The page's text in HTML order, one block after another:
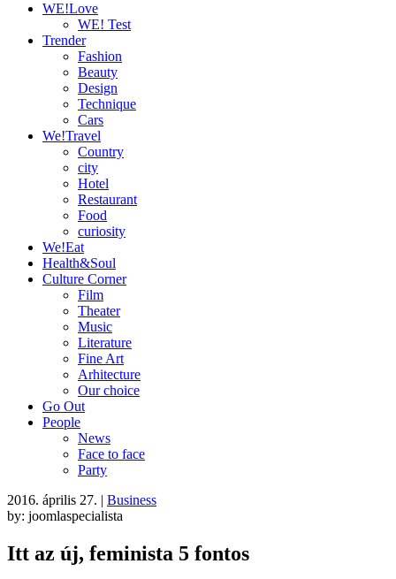
WE!Love
WE! Test
Trender
Fashion
Beauty
Design
Technique
Cars
We!Travel
Country
city
Hotel
Restaurant
Food
curiosity
We!Eat
Health&Soul
Culture Corner
Film
Theater
Music
Literature
Fine Art
Arhitecture
Our choice
Go Out
People
News
Face to face
Party
2016. április 27. | Business
by: joomlaspecialista
Itt az új, feminista 5 fontos